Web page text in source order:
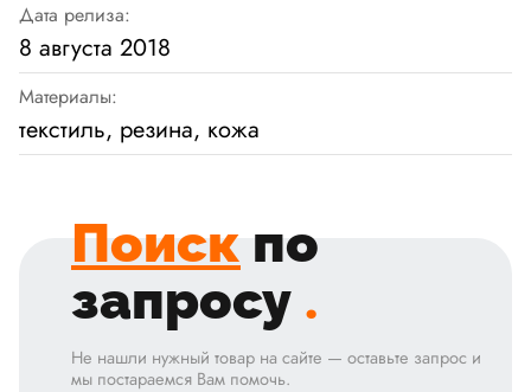
Дата релиза:
8 августа 2018
Материалы:
текстиль, резина, кожа
Поиск по
запросу .
Не нашли нужный товар на сайте — оставьте запрос и
мы постараемся Вам помочь.